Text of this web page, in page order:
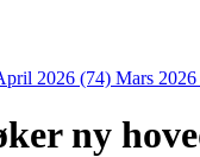
2026 (74) Mars
ny